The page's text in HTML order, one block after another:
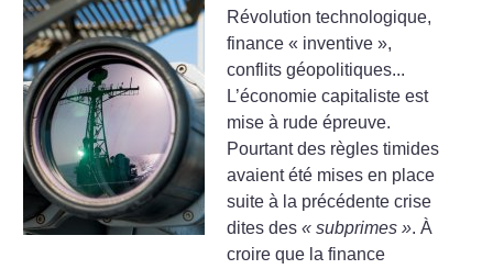
Révolution technologique,
finance « inventive »,
conflits géopolitiques...
L’économie capitaliste est
mise à rude épreuve.
Pourtant des règles timides
avaient été mises en place
suite à la précédente crise
dites des« subprimes ». À
croire que la finance